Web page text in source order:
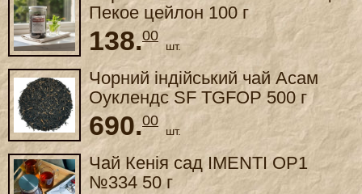
Пекое цейлон 100 г
138.00
шт.
Чорний індійський чай Асам
Оуклендс SF TGFOP 500 г
690.00
шт.
Чай Кенія сад IMENTI OP1
№334 50 г